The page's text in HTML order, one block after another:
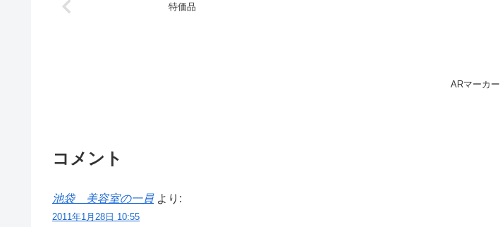
特価品
ARマーカー
コメント
池袋 美容室の一員 より:
2011年1月28日 10:55